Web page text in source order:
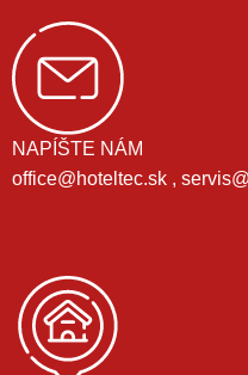
NAPÍŠTE NÁM
office@hoteltec.sk ,